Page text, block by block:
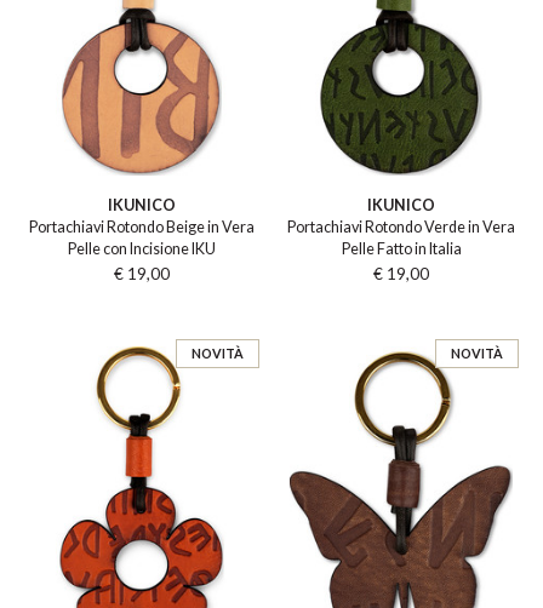
IKUNICO
Portachiavi Rotondo Beige in Vera
Pelle con Incisione IKU
€ 19,00
IKUNICO
Portachiavi Rotondo Verde in Vera
Pelle Fatto in Italia
€ 19,00
NOVITÀ NOVITÀ